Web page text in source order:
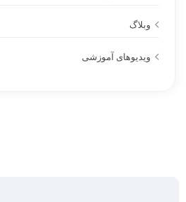
وبلاگ
ویدیوهای آموزشی